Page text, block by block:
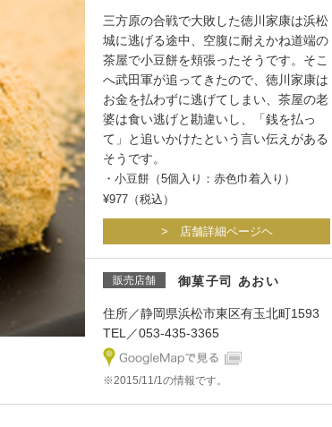
三方原の合戦で大敗した徳川家康は浜松
城に逃げる途中、空腹に耐えかね道端の
茶屋で小豆餅を頬張ったそうです。そこ
へ武田軍が追ってきたので、徳川家康は
お金を払わずに逃げてしまい、茶屋の老
婆は食い逃げと勘違いし、「銭を払っ
て」と追いかけたという言い伝えがある
そうです。
・小豆餅（5個入り：赤色巾着入り）
¥977（税込）
> 店舗詳細ページヘ
販売店舗 御菓子司 あおい
住所／静岡県浜松市東区有玉北町1593
TEL／053-435-3365
※2015/11/1の情報です。